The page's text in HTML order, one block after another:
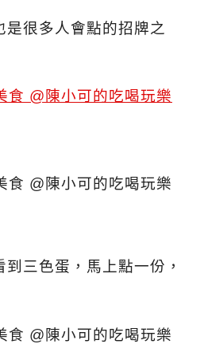
很多人會點的招牌之
三色蛋，馬上點一份，